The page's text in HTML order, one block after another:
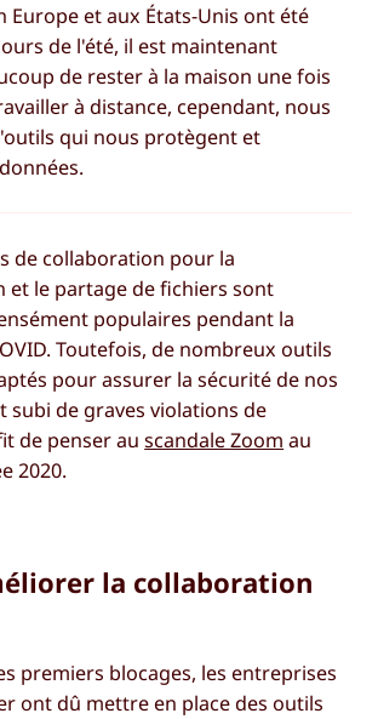
Europe et aux États-Unis ont été
de l'été, il est maintenant
de rester à la maison une fois
à distance, cependant, nous
qui nous protègent et
de collaboration pour la
et le partage de fichiers sont
populaires pendant la
Toutefois, de nombreux outils
pour assurer la sécurité de nos
subi de graves violations de
de penser auscandale Zoom au
2020.
la collaboration
premiers blocages, les entreprises
ont dû mettre en place des outils